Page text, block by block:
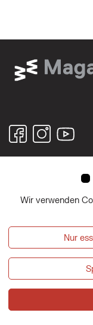
Über uns
Datenschutz
Wir verwenden
Nur